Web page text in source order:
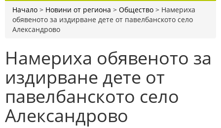
Начало > Новини от региона > Общество > Намериха
обявеното за издирване дете от павелбанското село
Александрово
Намериха обявеното за
издирване дете от
павелбанското село
Александрово